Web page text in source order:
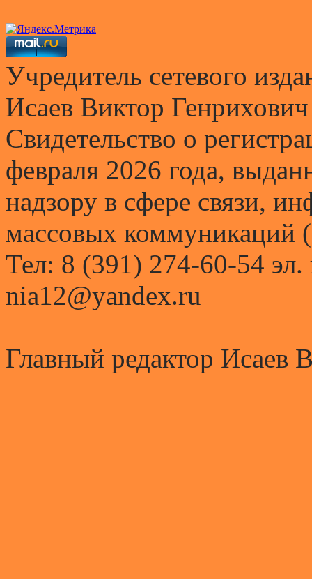
Учредитель сетевого
Исаев Виктор Генрихович
Свидетельство о
февраля 2026 года,
надзору в сфере связи,
массовых коммуникаций
Тел: 8 (391) 274-60-54 эл.
nia12@yandex.ru
Главный редактор Исаев